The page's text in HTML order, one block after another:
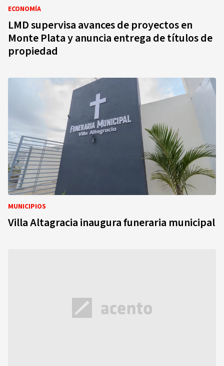
ECONOMÍA
LMD supervisa avances de proyectos en
Monte Plata y anuncia entrega de títulos de
propiedad
MUNICIPIOS
Villa Altagracia inaugura funeraria municipal